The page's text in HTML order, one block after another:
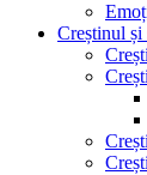
Creștinul și